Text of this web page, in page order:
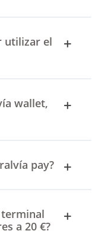
utilizar el
wallet,
pay?
a 20 €?